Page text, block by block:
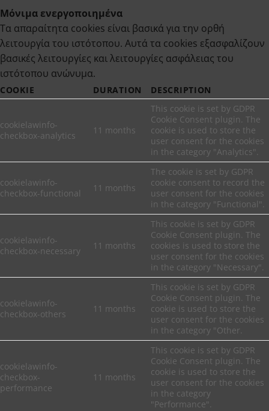
Μόνιμα ενεργοποιημένα
Τα απαραίτητα cookies είναι βασικά για την ορθή
λειτουργία του ιστότοπου. Αυτά τα cookies εξασφαλίζουν
βασικές λειτουργίες και λειτουργίες ασφάλειας του
ιστότοπου ανώνυμα.
COOKIE DURATION DESCRIPTION
cookielawinfo-
checkbox-analytics
11 months
This cookie is set by GDPR
Cookie Consent plugin. The
cookie is used to store the
user consent for the cookies
in the category "Analytics".
cookielawinfo-
checkbox-functional
11 months
The cookie is set by GDPR
cookie consent to record the
user consent for the cookies
in the category "Functional".
cookielawinfo-
checkbox-necessary
11 months
This cookie is set by GDPR
Cookie Consent plugin. The
cookies is used to store the
user consent for the cookies
in the category "Necessary".
cookielawinfo-
checkbox-others
11 months
This cookie is set by GDPR
Cookie Consent plugin. The
cookie is used to store the
user consent for the cookies
in the category "Other.
cookielawinfo-
checkbox-
performance
11 months
This cookie is set by GDPR
Cookie Consent plugin. The
cookie is used to store the
user consent for the cookies
in the category
"Performance".